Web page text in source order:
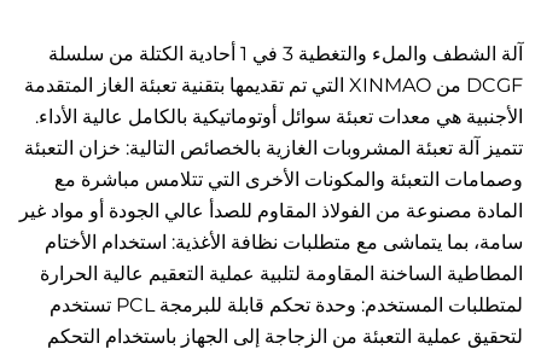
آلة الشطف والملء والتغطية 3 في 1 أحادية الكتلة من سلسلة
الأجنبية هي معدات تعبئة سوائل أوتوماتيكية بالكامل عالية الأداء.
تتميز آلة تعبئة المشروبات الغازية بالخصائص التالية: خزان التعبئة
وصمامات التعبئة والمكونات الأخرى التي تتلامس مباشرة مع
المادة مصنوعة من الفولاذ المقاوم للصدأ عالي الجودة أو مواد غير
سامة، بما يتماشى مع متطلبات نظافة الأغذية: استخدام الأختام
المطاطية الساخنة المقاومة لتلبية عملية التعقيم عالية الحرارة
لمتطلبات المستخدم: وحدة تحكم قابلة للبرمجة PCL تستخدم
لتحقيق عملية التعبئة من الزجاجة إلى الجهاز باستخدام التحكم